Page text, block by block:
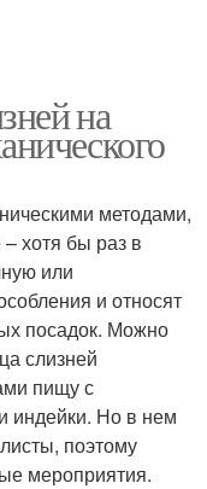
на
методами,
– хотя бы раз в
или
и относят
посадок. Можно
слизней
пищу с
индейки. Но в нем
поэтому
мероприятия.